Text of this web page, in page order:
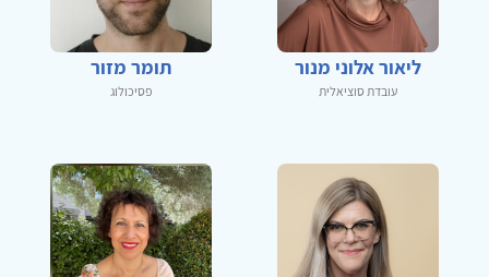
ליאור אלוני מנור
עובדת סוציאלית
תומר מזור
פסיכולוג